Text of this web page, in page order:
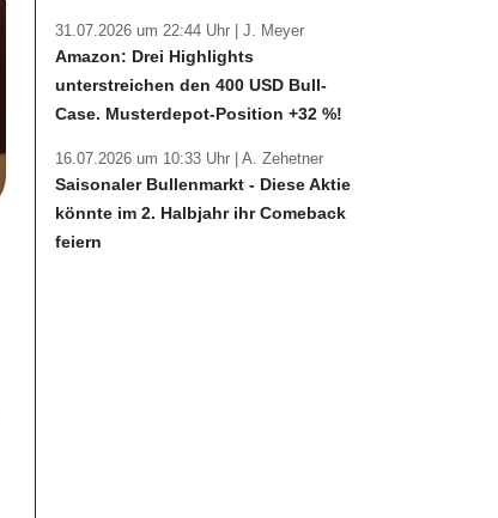
31.07.2026 um 22:44 Uhr | J. Meyer
Amazon: Drei Highlights
unterstreichen den 400 USD Bull-
Case. Musterdepot-Position +32 %!
16.07.2026 um 10:33 Uhr | A. Zehetner
Saisonaler Bullenmarkt - Diese Aktie
könnte im 2. Halbjahr ihr Comeback
feiern